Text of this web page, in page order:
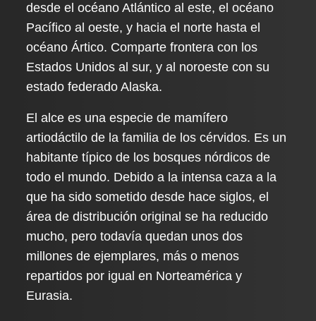
desde el océano Atlántico al este, el océano
Pacífico al oeste, y hacia el norte hasta el
océano Ártico. Comparte frontera con los
Estados Unidos al sur, y al noroeste con su
estado federado Alaska.
El alce es una especie de mamífero
artiodáctilo de la familia de los cérvidos. Es un
habitante típico de los bosques nórdicos de
todo el mundo. Debido a la intensa caza a la
que ha sido sometido desde hace siglos, el
área de distribución original se ha reducido
mucho, pero todavía quedan unos dos
millones de ejemplares, más o menos
repartidos por igual en Norteamérica y
Eurasia.